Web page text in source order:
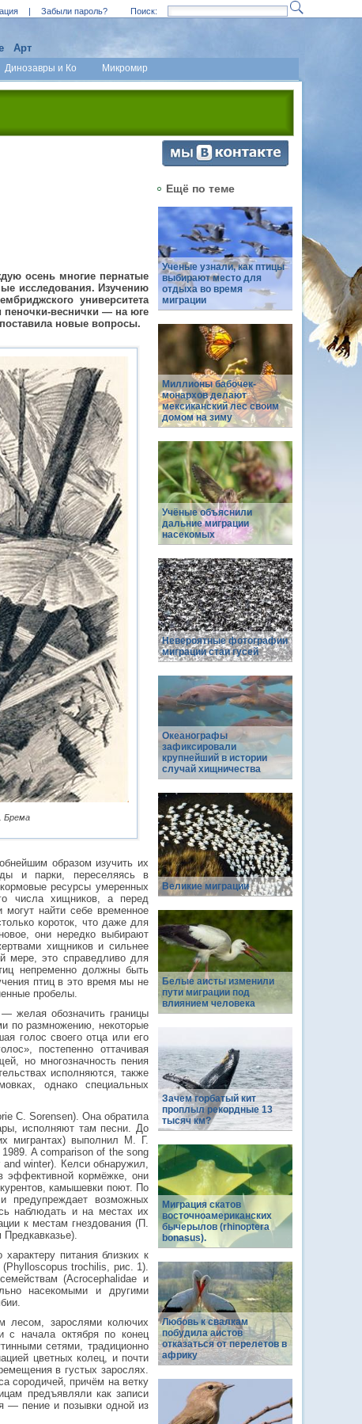
| Забыли пароль? Поиск:
Динозавры и Ко Микромир
Арт
осень многие пернатые
исследования. Изучению
университета
веснички — на юге
новые вопросы.
Брема
образом изучить их
и парки, переселяясь в
ресурсы умеренных
числа хищников, а перед
найти себе временное
короток, что даже для
они нередко выбирают
хищников и сильнее
мере, это справедливо для
непременно должны быть
птиц в это время мы не
пробелы.
желая обозначить границы
по размножению, некоторые
голос своего отца или его
постепенно оттачивая
но многозначность пения
исполняются, также
однако специальных
C. Sorensen). Она обратила
исполняют там песни. До
мигрантах) выполнил М. Г.
A comparison of the song
winter). Келси обнаружил,
эффективной кормёжке, они
камышевки поют. По
предупреждает возможных
наблюдать и на местах их
к местам гнездования (П.
питания близких к
trochilis, рис. 1).
(Acrocephalidae и
насекомыми и другими
лесом, зарослями колючих
с начала октября по конец
сетями, традиционно
цветных колец, и почти
в густых зарослях.
сородичей, причём на ветку
предъявляли как записи
— пение и позывки одной из
Ещё по теме
Ученые узнали, как птицы
выбирают место для
отдыха во время
миграции
Миллионы бабочек-
монархов делают
мексиканский лес своим
домом на зиму
Учёные объяснили
дальние миграции
насекомых
Невероятные фотографии
миграции стаи гусей
Океанографы
зафиксировали
крупнейший в истории
случай хищничества
Великие миграции
Белые аисты изменили
пути миграции под
влиянием человека
Зачем горбатый кит
проплыл рекордные 13
тысяч км?
Миграция скатов
восточноамериканских
бычерылов (rhinoptera
bonasus).
Любовь к свалкам
побудила аистов
отказаться от перелетов в
африку